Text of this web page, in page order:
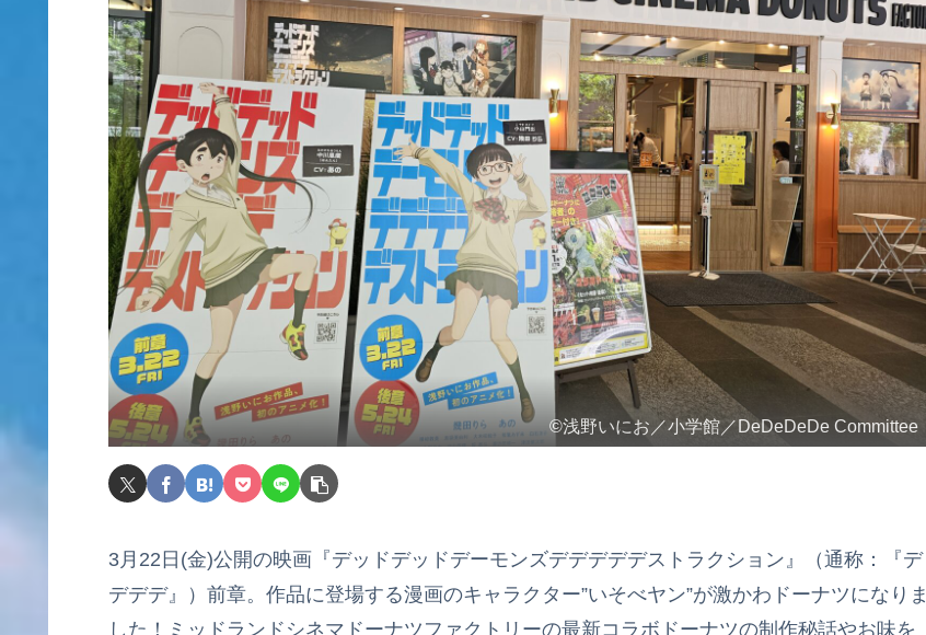
©浅野いにお／小学館／DeDeDeDe Committee
3月22日(金)公開の映画『デッドデッドデーモンズデデデデデストラクション』（通称：『デ
デデデ』）前章。作品に登場する漫画のキャラクター”いそべヤン”が激かわドーナツになりま
した！ミッドランドシネマドーナツファクトリーの最新コラボドーナツの制作秘話やお味を